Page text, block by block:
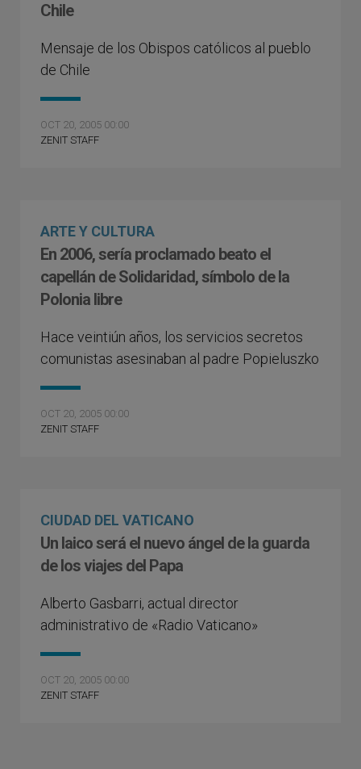
Chile
Mensaje de los Obispos católicos al pueblo
de Chile
OCT 20, 2005 00:00
ZENIT STAFF
ARTE Y CULTURA
En 2006, sería proclamado beato el
capellán de Solidaridad, símbolo de la
Polonia libre
Hace veintiún años, los servicios secretos
comunistas asesinaban al padre Popieluszko
OCT 20, 2005 00:00
ZENIT STAFF
CIUDAD DEL VATICANO
Un laico será el nuevo ángel de la guarda
de los viajes del Papa
Alberto Gasbarri, actual director
administrativo de «Radio Vaticano»
OCT 20, 2005 00:00
ZENIT STAFF